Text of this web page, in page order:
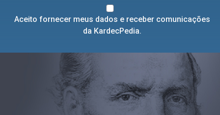
Aceito fornecer meus dados e receber comunicações
da KardecPedia.